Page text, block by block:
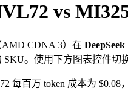
vs
AMD CDNA 3）在 DeepSeek
SKU。使用下方图表控件
每百万 token 成本为